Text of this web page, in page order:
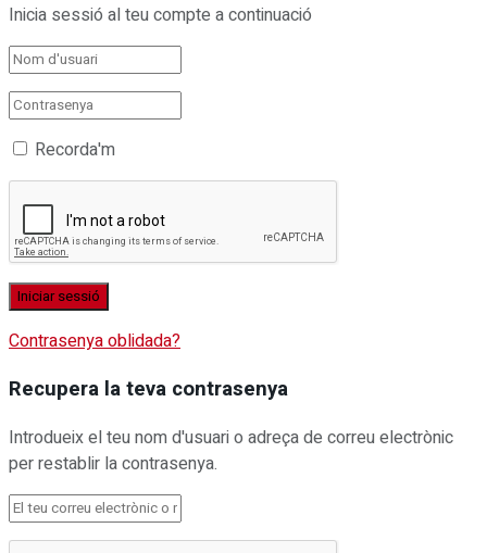
Inicia sessió al teu compte a continuació
Recorda'm
Contrasenya oblidada?
Recupera la teva contrasenya
Introdueix el teu nom d'usuari o adreça de correu electrònic
per restablir la contrasenya.